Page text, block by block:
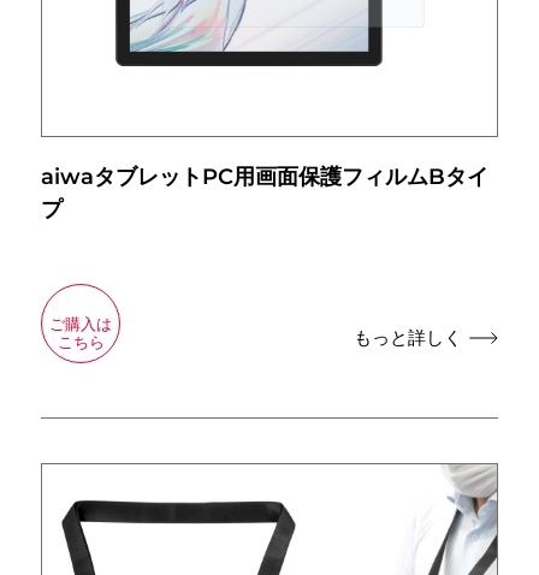
aiwaタブレットPC用画面保護フィルムBタイ
プ
ご購入は
こちら
もっと詳しく